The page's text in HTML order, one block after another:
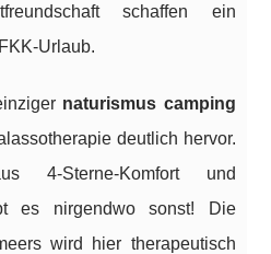
schaffen ein
Urlaub.
naturismus camping
deutlich hervor.
4-Sterne-Komfort und
es nirgendwo sonst! Die
wird hier therapeutisch